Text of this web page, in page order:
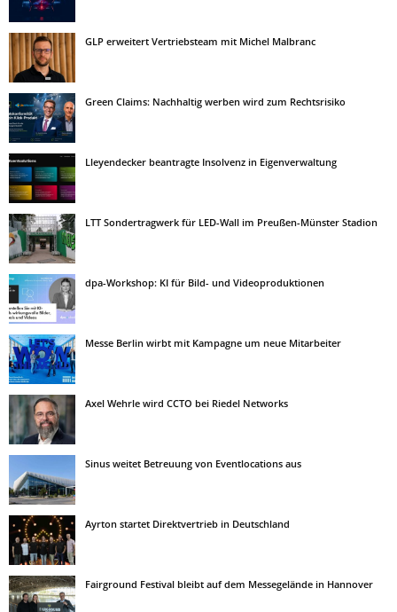
GLP erweitert Vertriebsteam mit Michel Malbranc
Green Claims: Nachhaltig werben wird zum Rechtsrisiko
Lleyendecker beantragte Insolvenz in Eigenverwaltung
LTT Sondertragwerk für LED-Wall im Preußen-Münster Stadion
dpa-Workshop: KI für Bild- und Videoproduktionen
Messe Berlin wirbt mit Kampagne um neue Mitarbeiter
Axel Wehrle wird CCTO bei Riedel Networks
Sinus weitet Betreuung von Eventlocations aus
Ayrton startet Direktvertrieb in Deutschland
Fairground Festival bleibt auf dem Messegelände in Hannover